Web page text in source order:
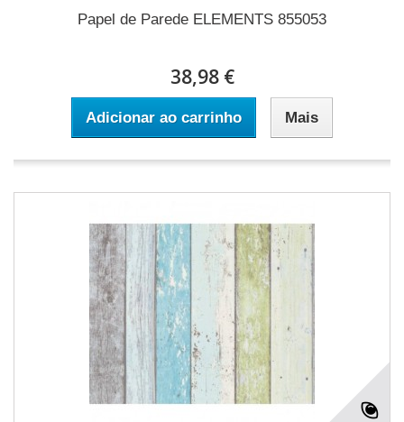
Papel de Parede ELEMENTS 855053
38,98 €
Adicionar ao carrinho Mais